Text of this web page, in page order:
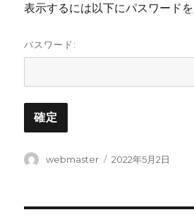
表示するには以下にパスワード
パスワード:
投
webmaster
投
2022年5月2日